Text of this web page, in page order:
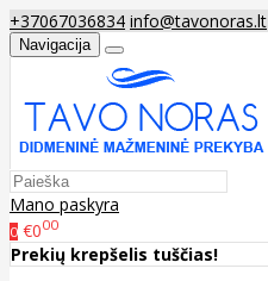
+37067036834 info@tavonoras.lt
Navigacija
Mano paskyra
0 €000
Prekių krepšelis tuščias!